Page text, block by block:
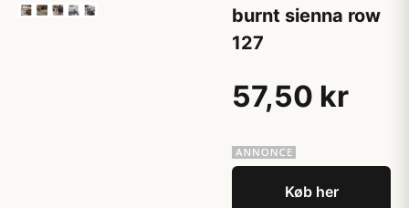
burnt sienna row
127
57,50 kr
Køb her